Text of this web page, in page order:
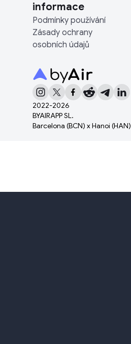
2022-2026
BYAIRAPP SL.
Barcelona (BCN) x Hanoi (HAN)
informace
Podmínky používání
Zásady ochrany
osobních údajů